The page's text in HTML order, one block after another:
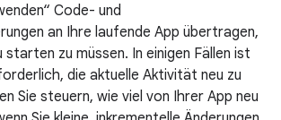
Code- und
an Ihre laufende App übertragen,
starten zu müssen. In einigen Fällen ist
die aktuelle Aktivität neu zu
Sie steuern, wie viel von Ihrer App neu